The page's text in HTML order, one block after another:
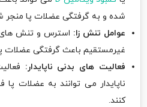
شده و به گرفتگی عضلات پا منجر
عوامل تنش زا: استرس و تنش های
غیرمستقیم باعث گرفتگی عضلات
فعالیت های بدنی ناپایدار:
ناپایدار می توانند به عضلات پا
کنند.